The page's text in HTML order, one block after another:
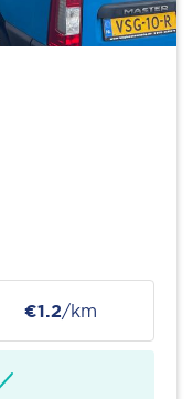
€1.2/km